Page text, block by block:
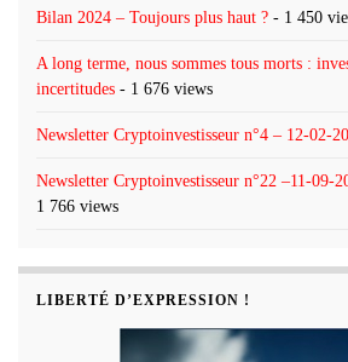
Bilan 2024 – Toujours plus haut ? - 1 450
A long terme, nous sommes tous morts :
incertitudes - 1 676 views
Newsletter Cryptoinvestisseur n°4 – 12-02-
Newsletter Cryptoinvestisseur n°22 –11-09-
1 766 views
LIBERTÉ D’EXPRESSION !